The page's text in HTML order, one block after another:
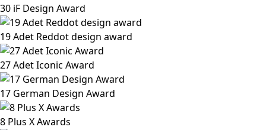
30 iF Design Award
19 Adet Reddot design award
27 Adet Iconic Award
17 German Design Award
8 Plus X Awards